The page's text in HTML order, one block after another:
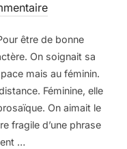
être de bonne
On soignait sa
mais au féminin.
Féminine, elle
On aimait le
fragile d’une phrase
…